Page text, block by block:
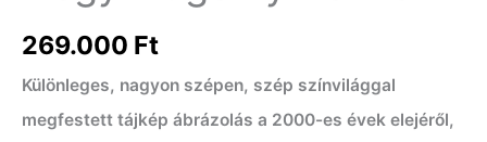
269.000 Ft
Különleges, nagyon szépen, szép színvilággal
megfestett tájkép ábrázolás a 2000-es évek elejéről,